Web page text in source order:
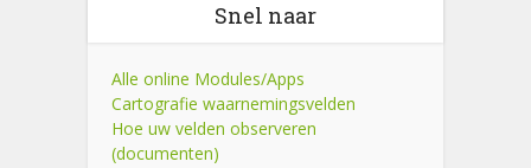
Snel naar
Alle online Modules/Apps
Cartografie waarnemingsvelden
Hoe uw velden observeren
(documenten)